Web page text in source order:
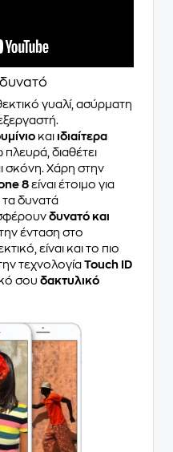
γυαλί, ασύρματη
και ιδιαίτερα
πλευρά, διαθέτει
σκόνη. Χάρη στην
8 είναι έτοιμο για
δυνατά
δυνατό και
ένταση στο
είναι και το πιο
τεχνολογία Touch ID
σου δακτυλικό